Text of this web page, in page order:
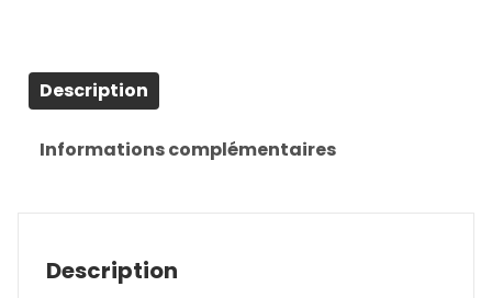
Description
Informations complémentaires
Description